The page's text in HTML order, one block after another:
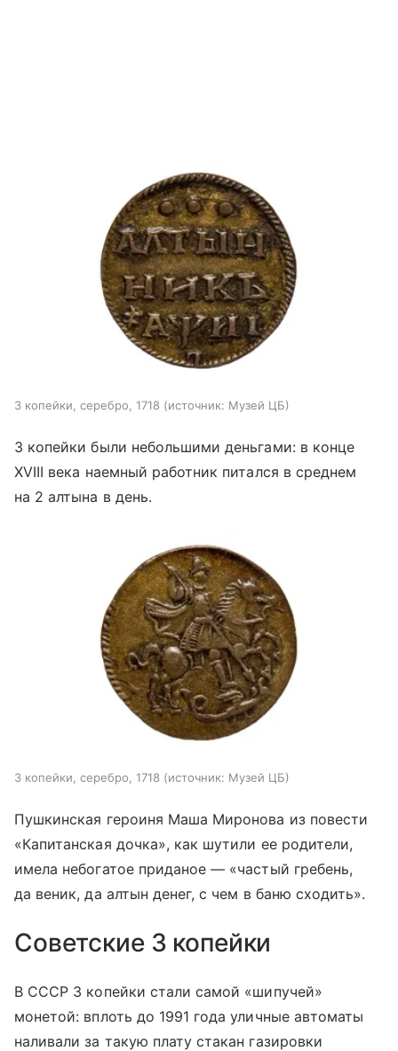
3 копейки, серебро, 1718 источник: Музей ЦБ
3 копейки были небольшими деньгами: в конце
XVIII века наемный работник питался в среднем
на 2 алтына в день.
3 копейки, серебро, 1718 источник: Музей ЦБ
Пушкинская героиня Маша Миронова из повести
«Капитанская дочка», как шутили ее родители,
имела небогатое приданое — «частый гребень,
да веник, да алтын денег, с чем в баню сходить».
Советские 3 копейки
В СССР 3 копейки стали самой «шипучей»
монетой: вплоть до 1991 года уличные автоматы
наливали за такую плату стакан газировки